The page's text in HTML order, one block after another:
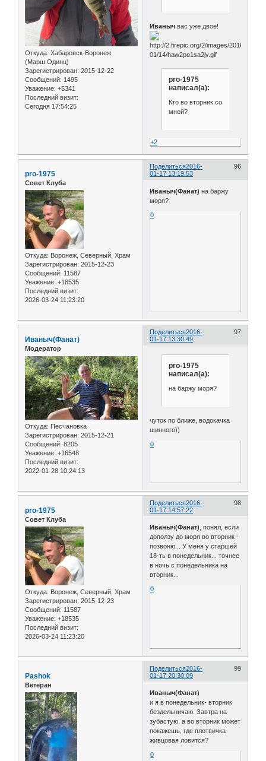
Откуда: Хабаровск-Воронеж
(Марш.Одинц)
Зарегистрирован: 2015-12-22
Сообщений: 1495
Уважение: +5341
Последний визит:
Сегодня 17:54:25
Иваныч вас уже двое!
pro-1975
написал(а):
Кто во вторник со
мной?
+2
Поделиться 96
2016-
01-17 13:19:53
pro-1975
Совет Клуба
Откуда: Воронеж, Северный, Храм
Зарегистрирован: 2015-12-23
Сообщений: 11587
Уважение: +18535
Последний визит:
2026-03-24 11:23:20
Иваныч(Фанат) на баржу
моря?
0
Поделиться 97
2016-
01-17 13:30:49
Иваныч(Фанат)
Модератор
Откуда: Песчановка
Зарегистрирован: 2015-12-21
Сообщений: 8205
Уважение: +16548
Последний визит:
2022-01-28 10:24:13
pro-1975
написал(а):
на баржу моря?
чуток по ближе, водокачка
шинного))
0
Поделиться 98
2016-
01-17 14:57:22
pro-1975
Совет Клуба
Откуда: Воронеж, Северный, Храм
Зарегистрирован: 2015-12-23
Сообщений: 11587
Уважение: +18535
Последний визит:
2026-03-24 11:23:20
Иваныч(Фанат) , понял, если
доползу до моря во вторник -
позвоню... У меня у старшей
18-ть в понедельник... точнее
в ночь с понедельника на
вторник...
0
Поделиться 99
2016-
01-17 20:30:09
Pashok
Ветеран
Иваныч(Фанат)
и я в понедельник- вторник
бездельничаю. Завтра на
зубастую, а во вторник может
покажешь, где плотвичка
живцовая ловится?
0